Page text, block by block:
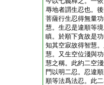
辱地者謂生忍也。
菩薩行生忍得無量
慧。生忍是違順等
瞋。於順下貪故是
知其空寂故得智慧
慧。又生空位淺與
慧之稱。此約二空
門以明二忍。忍違
順等法爲法忍。此